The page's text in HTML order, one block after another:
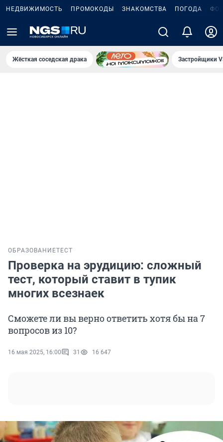
НЕДВИЖИМОСТЬ ПРОМОКОДЫ ЗНАКОМСТВА ПОГОДА
Жёсткая соседская драка Застройщики
ОБРАЗОВАНИЕТЕСТ
Проверка на эрудицию: сложный
тест, который ставит в тупик
многих всезнаек
Сможете ли вы верно ответить хотя бы на 7
вопросов из 10?
16 мая 2025, 16:00 31 16 647